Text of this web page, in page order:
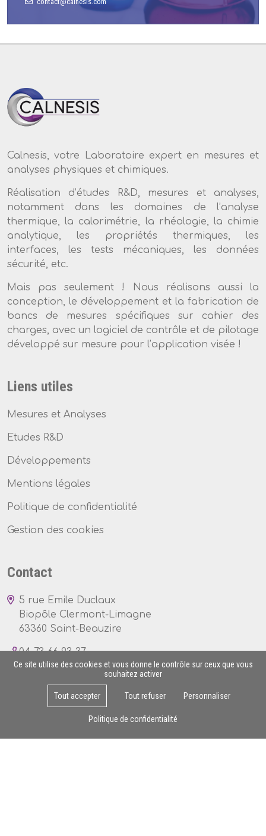
Calnesis, votre Laboratoire expert en mesures et
analyses physiques et chimiques.
Réalisation d’études R&D, mesures et analyses,
notamment dans les domaines de l’analyse
thermique, la calorimétrie, la rhéologie, la chimie
analytique, les propriétés thermiques, les
interfaces, les tests mécaniques, les données
sécurité, etc.
Mais pas seulement ! Nous réalisons aussi la
conception, le développement et la fabrication de
bancs de mesures spécifiques sur cahier des
charges, avec un logiciel de contrôle et de pilotage
développé sur mesure pour l’application visée !
Liens utiles
Mesures et Analyses
Etudes R&D
Développements
Mentions légales
Politique de confidentialité
Gestion des cookies
Contact
5 rue Emile Duclaux
Biopôle Clermont-Limagne
63360 Saint-Beauzire
04 73 66 93 37
Lun - Ven : 8h - 17h
Ce site utilise des cookies et vous donne le contrôle sur ceux que vous
souhaitez activer
Tout accepter Tout refuser Personnaliser
Politique de confidentialité